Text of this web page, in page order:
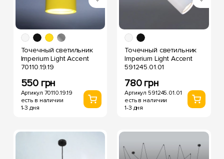
Точечный светильник
Imperium Light Accent
70110.19.19
550 грн
Артикул 70110.19.19
есть в наличии
1-3 дня
Точечный светильник
Imperium Light Accent
591245.01.01
780 грн
Артикул 591245.01.01
есть в наличии
1-3 дня